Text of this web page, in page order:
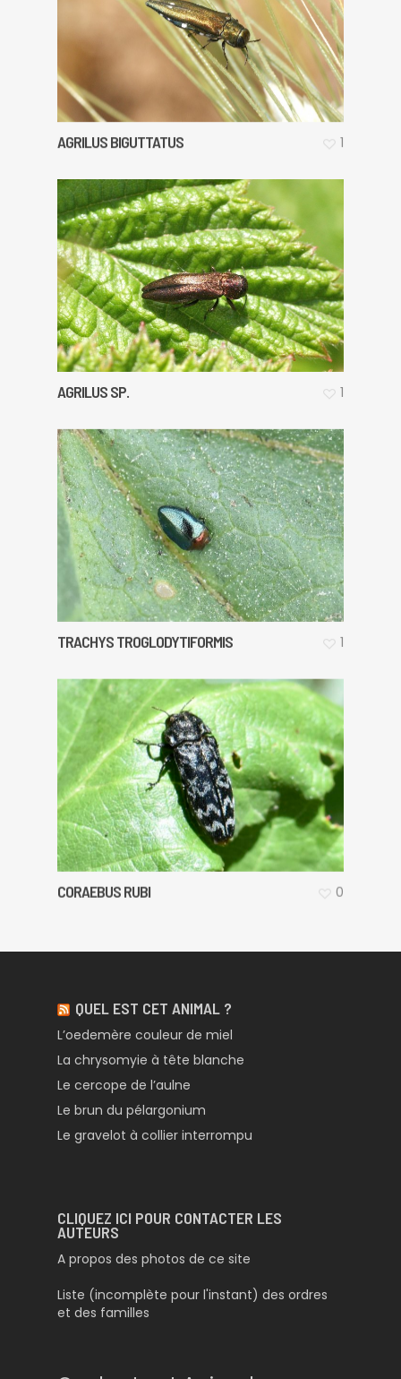
AGRILUS BIGUTTATUS 1
AGRILUS SP. 1
TRACHYS TROGLODYTIFORMIS 1
CORAEBUS RUBI 0
QUEL EST CET ANIMAL ?
L’oedemère couleur de miel
La chrysomyie à tête blanche
Le cercope de l’aulne
Le brun du pélargonium
Le gravelot à collier interrompu
CLIQUEZ ICI POUR CONTACTER LES
AUTEURS
A propos des photos de ce site
Liste (incomplète pour l'instant) des ordres
et des familles